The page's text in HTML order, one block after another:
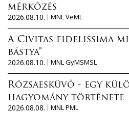
mérkőzés
2026.08.10.
MNL VeML
A Civitas fidelissima
bástya”
2026.08.10.
MNL GyMSMSL
Rózsaesküvő - egy
hagyomány története
2026.08.08.
MNL PML